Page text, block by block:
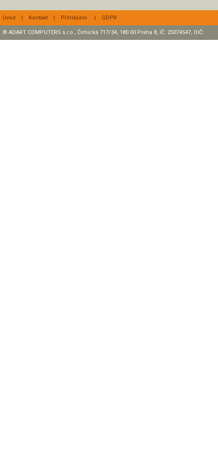
Úvod | Kontakt | Přihlášení | GDPR
© ADART COMPUTERS s.r.o., Čimická 717/34, 180 00 Praha 8, IČ: 25074547, DIČ: